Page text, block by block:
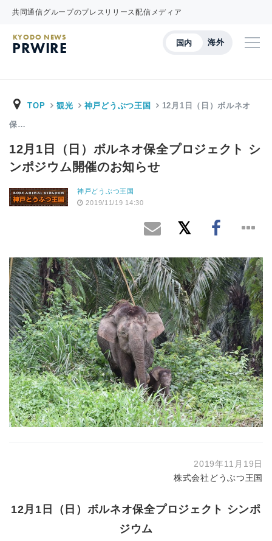
共同通信グループのプレスリリース配信メディア
国内 海外
KYODO NEWS
PRWIRE
TOP 観光 神戸どうぶつ王国 12月1日（日）ボルネオ
保…
12月1日（日）ボルネオ保全プロジェクト シ
ンポジウム開催のお知らせ
神戸どうぶつ王国
2019/11/19 14:30
2019年11月19日
株式会社どうぶつ王国
12月1日（日）ボルネオ保全プロジェクト シンポ
ジウム